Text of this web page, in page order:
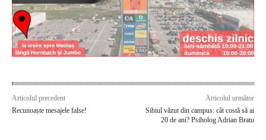
Articolul precedent
Recunoaște mesajele false!
Articolul următor
Sibiul văzut din campus: cât costă să ai
20 de ani? Psiholog Adrian Bratu